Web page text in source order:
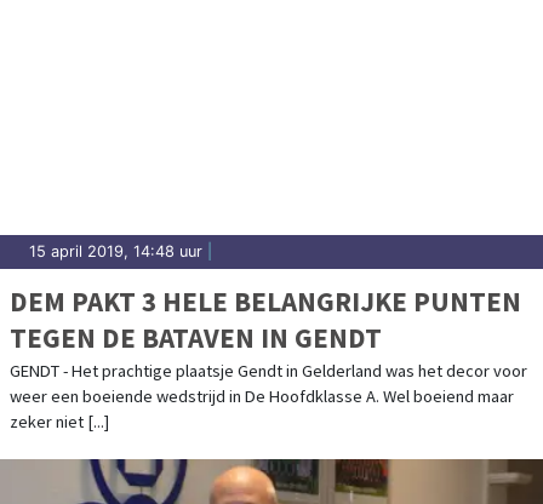
15 april 2019, 14:48 uur
DEM PAKT 3 HELE BELANGRIJKE PUNTEN
TEGEN DE BATAVEN IN GENDT
GENDT - Het prachtige plaatsje Gendt in Gelderland was het decor voor
weer een boeiende wedstrijd in De Hoofdklasse A. Wel boeiend maar
zeker niet [...]